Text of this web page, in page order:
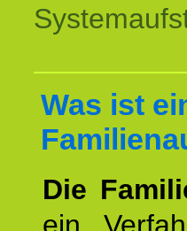
Was ist
Die